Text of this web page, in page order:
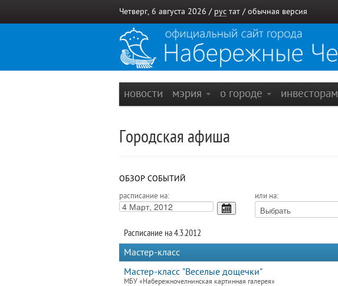
Четверг, 6 августа 2026 / рус тат / обычная версия
новости мэрия о городе инвесторам
Городская афиша
ОБЗОР СОБЫТИЙ
расписание на: или на:
Расписание на 4.3.2012
Мастер-класс
Мастер-класс "Веселые дощечки"
МБУ «Набережночелнинская картинная галерея»